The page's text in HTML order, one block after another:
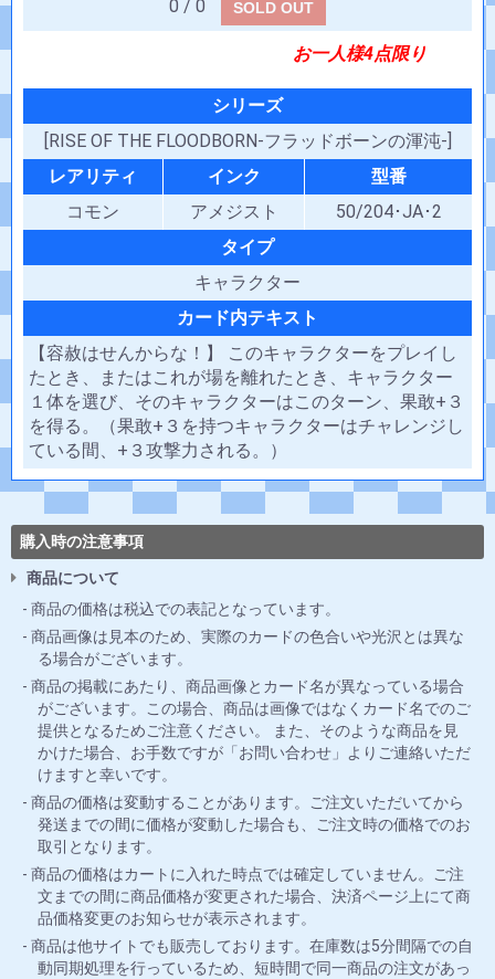
0 / 0 SOLD OUT
お一人様4点限り
シリーズ
[RISE OF THE FLOODBORN-フラッドボーンの渾沌-]
レアリティ
インク
型番
コモン
アメジスト
50/204･JA･2
タイプ
キャラクター
カード内テキスト
【容赦はせんからな！】 このキャラクターをプレイし
たとき、またはこれが場を離れたとき、キャラクター
１体を選び、そのキャラクターはこのターン、果敢+３
を得る。（果敢+３を持つキャラクターはチャレンジし
ている間、+３攻撃力される。）
購入時の注意事項
商品について
商品の価格は税込での表記となっています。
商品画像は見本のため、実際のカードの色合いや光沢とは異な
る場合がございます。
商品の掲載にあたり、商品画像とカード名が異なっている場合
がございます。この場合、商品は画像ではなくカード名でのご
提供となるためご注意ください。 また、そのような商品を見
かけた場合、お手数ですが「お問い合わせ」よりご連絡いただ
けますと幸いです。
商品の価格は変動することがあります。ご注文いただいてから
発送までの間に価格が変動した場合も、ご注文時の価格でのお
取引となります。
商品の価格はカートに入れた時点では確定していません。ご注
文までの間に商品価格が変更された場合、決済ページ上にて商
品価格変更のお知らせが表示されます。
商品は他サイトでも販売しております。在庫数は5分間隔での自
動同期処理を行っているため、短時間で同一商品の注文があっ